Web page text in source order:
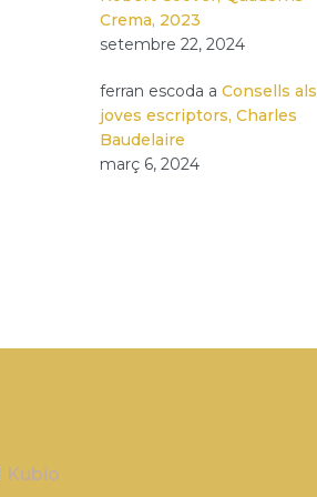
Crema, 2023
setembre 22, 2024
ferran escoda a Consells als
joves escriptors, Charles
Baudelaire
març 6, 2024
Kubio